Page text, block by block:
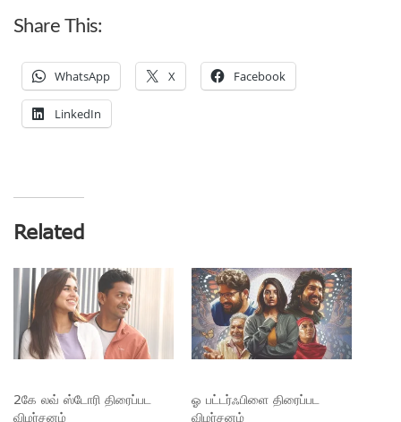
Share This:
WhatsApp X Facebook
LinkedIn
Related
2கே லவ் ஸ்டோரி திரைப்பட
விமர்சனம்
ஓ பட்டர்ஃபிளை திரைப்பட
விமர்சனம்